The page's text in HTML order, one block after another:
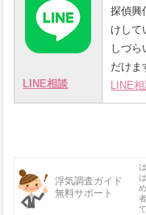
LINE相談
探偵興
けして
しづら
だけま
LINE
浮気調査ガイド
無料サポート